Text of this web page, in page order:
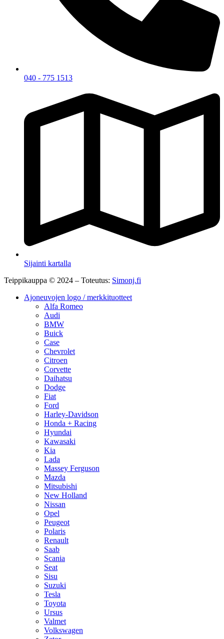
040 - 775 1513
Sijainti kartalla
Teippikauppa © 2024 – Toteutus: Simonj.fi
Ajoneuvojen logo / merkkituotteet
Alfa Romeo
Audi
BMW
Buick
Case
Chevrolet
Citroen
Corvette
Daihatsu
Dodge
Fiat
Ford
Harley-Davidson
Honda + Racing
Hyundai
Kawasaki
Kia
Lada
Massey Ferguson
Mazda
Mitsubishi
New Holland
Nissan
Opel
Peugeot
Polaris
Renault
Saab
Scania
Seat
Sisu
Suzuki
Tesla
Toyota
Ursus
Valmet
Volkswagen